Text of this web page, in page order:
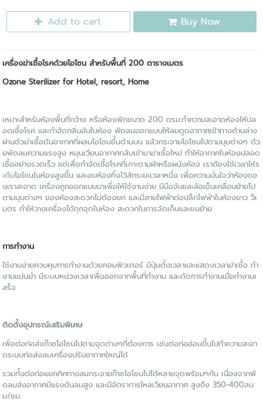
Add to cart Buy Now
เครื่องฆ่าเชื้อโรคด้วยโอโซน สำหรับพื้นที่ 200 ตารางเมตร
Ozone Sterilizer for Hotel, resort, Home
เหมาะสำหรับห้องพื้นที่กว้าง หรือห้องพักขนาด 200 ตรม.ทำความสะอาดห้องให้ปล
อดเชื้อโรค และกำจัดกลิ่นอับในห้อง พัดลมออกแบบให้ลมดูดอากาศเข้าทางด้านล่าง
ผ่านตัวฆ่าเชื้อดันอากาศที่ผสมโอโซนขึ้นด้านบน แล้วกระจายโอโซนไปตามมุมต่างๆ ด้ว
ยพัดลมความแรงสูง หมุนเวียนอากาศกลับเข้ามาฆ่าเชื้อใหม่ ทำให้อากาศในห้องปลอด
เชื้ออย่างรวดเร็ว แต่เพื่อกำจัดเชื้อโรคที่เกาะตามผ้าหรือผนังห้อง เราต้องใช้เวลาให้ร
ะดับโอโซนในห้องสูงขึ้น และอบห้องทิ้งไว้สักระยะเวลาหนึ่ง เพื่อความมั่นใจว่าห้องขอ
งเราสะอาด เครื่องถูกออกแบบมาเพื่อให้ใช้งานง่าย มีมือจับและล้อเข็นเคลื่อนย้ายไป
ตามมุมต่างๆ ของห้องสะดวกไม่ต้องยก และมีสายไฟฟ้าต่อปล็กไฟฟ้าในห้องยาว 5เ
มตร ทำให้วางเครื่องได้ทุกจุดในห้อง สะดวกในการจัดเก็บและขนย้าย
การทำงาน
ใช้งานง่ายควบคุมการทำงานด้วยคอมพิวเตอร์ มีปุ่มตั้งเวลาและแสดงเวลาฆ่าเชื้อ ทำ
งานแม่นยำ มีระบบหน่วงเวลาเพื่อออกจากพื้นที่ทำงาน และตัดการทำงานเมื่อทำงานเ
สร็จ
ติดตั้งอุปกรณ์เสริมพิเศษ
เพิ่อต่อท่อส่งก๊าซโอโซนไปตามจุดต่างๆที่ต้องการ เช่นต่อท่ออ่อนขึ้นไปทำความสะอา
ดระบบท่อส่งลมเครื่องปรับอากาศใหญ่ได้
รวมทั้งต่อท่อแยกทิศทางลมกระจายก๊าซโอโซนไปได้หลายจุดพร้อมๆกัน เนื่องจากพั
ดลมส่งอากาศมีแรงดันลมสูง และมีอัตราการไหลเวียนอากาศ สูงถึง 350-400ลบ
ม/ชม.